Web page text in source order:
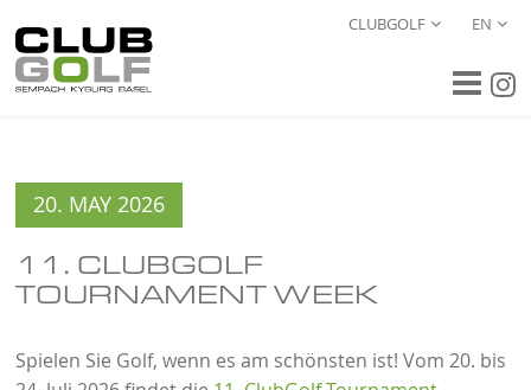
CLUBGOLF EN
20. MAY 2026
11. CLUBGOLF
TOURNAMENT WEEK
Spielen Sie Golf, wenn es am schönsten ist! Vom 20. bis